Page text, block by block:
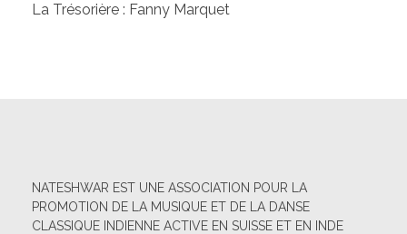
La Trésorière : Fanny Marquet
NATESHWAR EST UNE ASSOCIATION POUR LA
PROMOTION DE LA MUSIQUE ET DE LA DANSE
CLASSIQUE INDIENNE ACTIVE EN SUISSE ET EN INDE